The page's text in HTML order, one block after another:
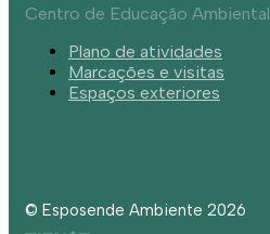
Centro de Educação Ambiental
Plano de atividades
Marcações e visitas
Espaços exteriores
© Esposende Ambiente 2026